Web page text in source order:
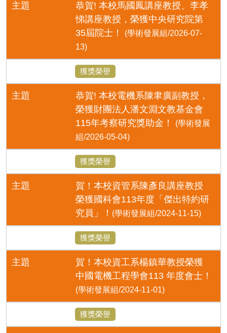
主題
恭賀! 本校馬國鳳講座教授、李孝
悌講座教授，榮獲中央研究院第
35屆院士！
(學術發展組/2026-07-
13)
獲獎榮譽
主題
恭賀! 本校電機系陳聿廣副教授，
榮獲財團法人潘文淵文教基金會
115年考察研究獎助金！
(學術發展
組/2026-05-04)
獲獎榮譽
主題
賀！本校資管系陳彥良講座教授
榮獲國科會113年度「傑出特約研
究員」！ (學術發展組/2024-11-15)
獲獎榮譽
主題
賀！本校資工系楊鎮華教授榮獲
中國電機工程學會113 年度會士！
(學術發展組/2024-11-01)
獲獎榮譽